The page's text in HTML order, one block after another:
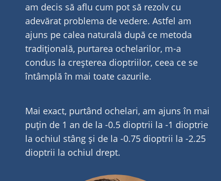
am decis să aflu cum pot să rezolv cu
adevărat problema de vedere. Astfel am
ajuns pe calea naturală după ce metoda
tradițională, purtarea ochelarilor, m-a
condus la creșterea dioptriilor, ceea ce se
întâmplă în mai toate cazurile.
Mai exact, purtând ochelari, am ajuns în mai
puțin de 1 an de la -0.5 dioptrii la -1 dioptrie
la ochiul stâng și de la -0.75 dioptrii la -2.25
dioptrii la ochiul drept.